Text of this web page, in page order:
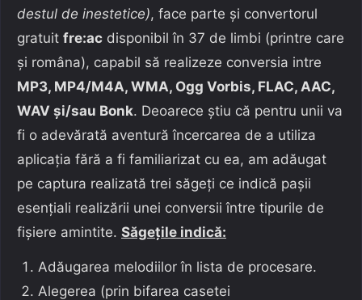
destul de inestetice), face parte și convertorul
gratuit fre:ac disponibil în 37 de limbi (printre care
și româna), capabil să realizeze conversia intre
MP3, MP4/M4A, WMA, Ogg Vorbis, FLAC, AAC,
WAV și/sau Bonk. Deoarece știu că pentru unii va
fi o adevărată aventură încercarea de a utiliza
aplicația fără a fi familiarizat cu ea, am adăugat
pe captura realizată trei săgeți ce indică pașii
esențiali realizării unei conversii între tipurile de
fișiere amintite. Săgețile indică:
Adăugarea melodiilor în lista de procesare.
Alegerea (prin bifarea casetei